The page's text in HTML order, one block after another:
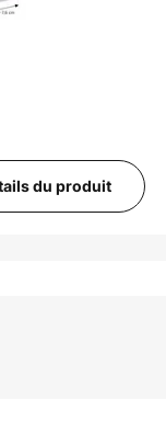
du produit